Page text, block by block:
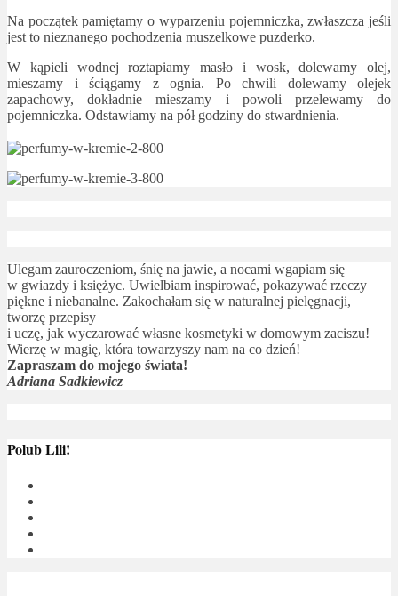
Na początek pamiętamy o wyparzeniu pojemniczka, zwłaszcza jeśli
jest to nieznanego pochodzenia muszelkowe puzderko.
W kąpieli wodnej roztapiamy masło i wosk, dolewamy olej,
mieszamy i ściągamy z ognia. Po chwili dolewamy olejek
zapachowy, dokładnie mieszamy i powoli przelewamy do
pojemniczka. Odstawiamy na pół godziny do stwardnienia.
Ulegam zauroczeniom, śnię na jawie, a nocami wgapiam się
w gwiazdy i księżyc. Uwielbiam inspirować, pokazywać rzeczy
piękne i niebanalne. Zakochałam się w naturalnej pielęgnacji,
tworzę przepisy
i uczę, jak wyczarować własne kosmetyki w domowym zaciszu!
Wierzę w magię, która towarzyszy nam na co dzień!
Zapraszam do mojego świata!
Adriana Sadkiewicz
Polub Lili!